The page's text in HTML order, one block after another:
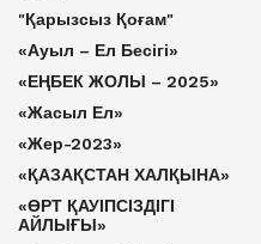
"Қарызсыз Қоғам"
«Ауыл – Ел Бесігі»
«ЕҢБЕК ЖОЛЫ – 2025»
«Жасыл Ел»
«Жер-2023»
«ҚАЗАҚСТАН ХАЛҚЫНА»
«ӨРТ ҚАУІПСІЗДІГІ
АЙЛЫҒЫ»